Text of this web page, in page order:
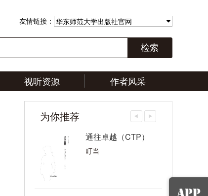
友情链接： 华东师范大学出版社官网
检索
视听资源 作者风采
为你推荐
通往卓越（CTP）
叮当